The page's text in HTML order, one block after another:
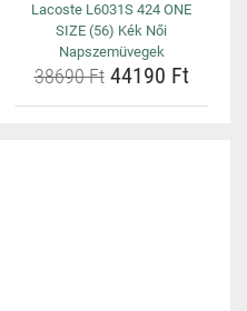
Lacoste L6031S 424 ONE
SIZE (56) Kék Női
Napszemüvegek
38690 Ft44190 Ft